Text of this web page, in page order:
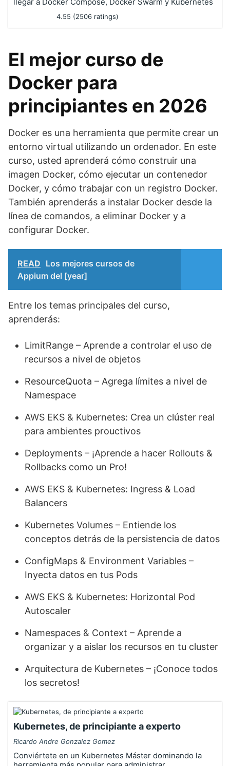
4.55 (2506 ratings)
El mejor curso de
Docker para
principiantes en 2026
Docker es una herramienta que permite crear un
entorno virtual utilizando un ordenador. En este
curso, usted aprenderá cómo construir una
imagen Docker, cómo ejecutar un contenedor
Docker, y cómo trabajar con un registro Docker.
También aprenderás a instalar Docker desde la
línea de comandos, a eliminar Docker y a
configurar Docker.
READ Los mejores cursos de
Appium del [year]
Entre los temas principales del curso,
aprenderás:
LimitRange – Aprende a controlar el uso de
recursos a nivel de objetos
ResourceQuota – Agrega límites a nivel de
Namespace
AWS EKS & Kubernetes: Crea un clúster real
para ambientes prouctivos
Deployments – ¡Aprende a hacer Rollouts &
Rollbacks como un Pro!
AWS EKS & Kubernetes: Ingress & Load
Balancers
Kubernetes Volumes – Entiende los
conceptos detrás de la persistencia de datos
ConfigMaps & Environment Variables –
Inyecta datos en tus Pods
AWS EKS & Kubernetes: Horizontal Pod
Autoscaler
Namespaces & Context – Aprende a
organizar y a aislar los recursos en tu cluster
Arquitectura de Kubernetes – ¡Conoce todos
los secretos!
Kubernetes, de principiante a experto
Ricardo Andre Gonzalez Gomez
Conviértete en un Kubernetes Máster dominando la